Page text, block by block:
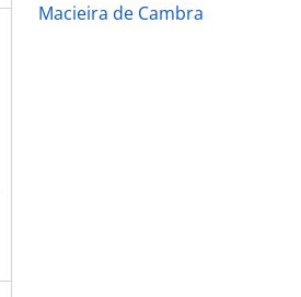
Macieira de Cambra